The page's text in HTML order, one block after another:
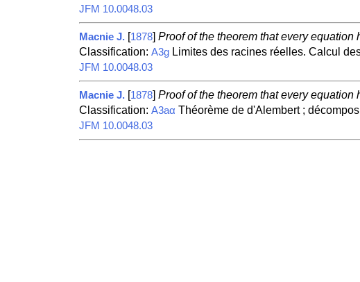
JFM 10.0048.03
Macnie J. [1878] Proof of the theorem that every equation
Classification: A3gLimites des racines réelles. Calcul
JFM 10.0048.03
Macnie J. [1878] Proof of the theorem that every equation
Classification: A3aα Théorème de d'Alembert ;
JFM 10.0048.03